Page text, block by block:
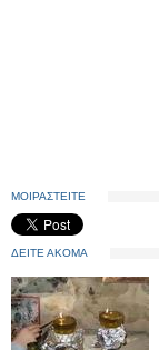
ΜΟΙΡΑΣΤΕΙΤΕ
ΔΕΙΤΕ ΑΚΟΜΑ